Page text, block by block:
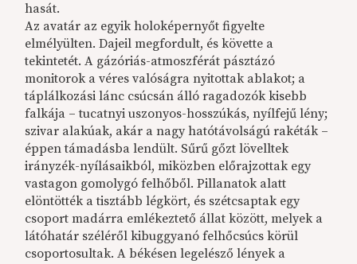
hasát.
Az avatár az egyik holoképernyőt figyelte
elmélyülten. Dajeil megfordult, és követte a
tekintetét. A gázóriás-atmoszférát pásztázó
monitorok a véres valóságra nyitottak ablakot; a
táplálkozási lánc csúcsán álló ragadozók kisebb
falkája – tucatnyi uszonyos-hosszúkás, nyílfejű lény;
szivar alakúak, akár a nagy hatótávolságú rakéták –
éppen támadásba lendült. Sűrű gőzt lövelltek
irányzék-nyílásaikból, miközben előrajzottak egy
vastagon gomolygó felhőből. Pillanatok alatt
elöntötték a tisztább légkört, és szétcsaptak egy
csoport madárra emlékeztető állat között, melyek a
látóhatár széléről kibuggyanó felhőcsúcs körül
csoportosultak. A békésen legelésző lények a